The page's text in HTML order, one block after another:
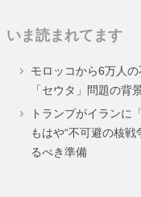
いま読まれてます
モロッコから6万人
「セウタ」問題の背
トランプがイランに
もはや“不可避の核
るべき準備